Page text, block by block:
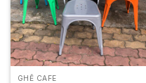
GHẾ CAFE